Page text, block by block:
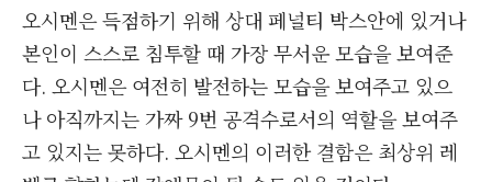
오시멘은 득점하기 위해 상대 페널티 박스안에 있거나
본인이 스스로 침투할 때 가장 무서운 모습을 보여준
다. 오시멘은 여전히 발전하는 모습을 보여주고 있으
나 아직까지는 가짜 9번 공격수로서의 역할을 보여주
고 있지는 못하다. 오시멘의 이러한 결함은 최상위 레